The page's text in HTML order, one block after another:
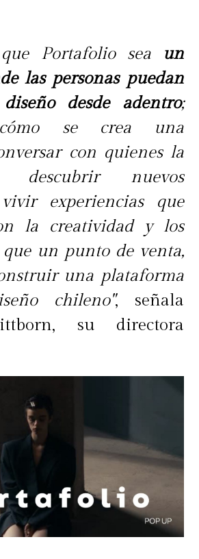
que Portafolio sea
un
las personas puedan
desde adentro;
se crea una
con quienes la
descubrir nuevos
experiencias que
la creatividad y los
que un punto de venta,
una plataforma
chileno", señala
su directora